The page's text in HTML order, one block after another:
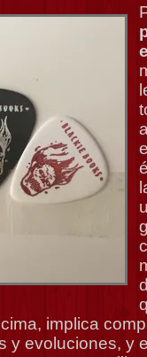
implica
y evoluciones, y